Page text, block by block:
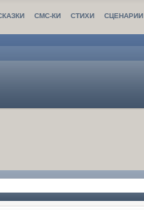
СМС-КИ СТИХИ СЦЕНАРИИ